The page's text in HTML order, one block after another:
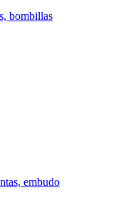
bombillas
embudo